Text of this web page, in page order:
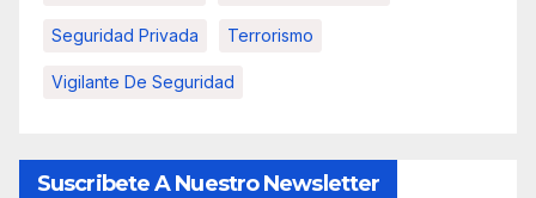
Seguridad Privada Terrorismo
Vigilante De Seguridad
Suscribete A Nuestro Newsletter